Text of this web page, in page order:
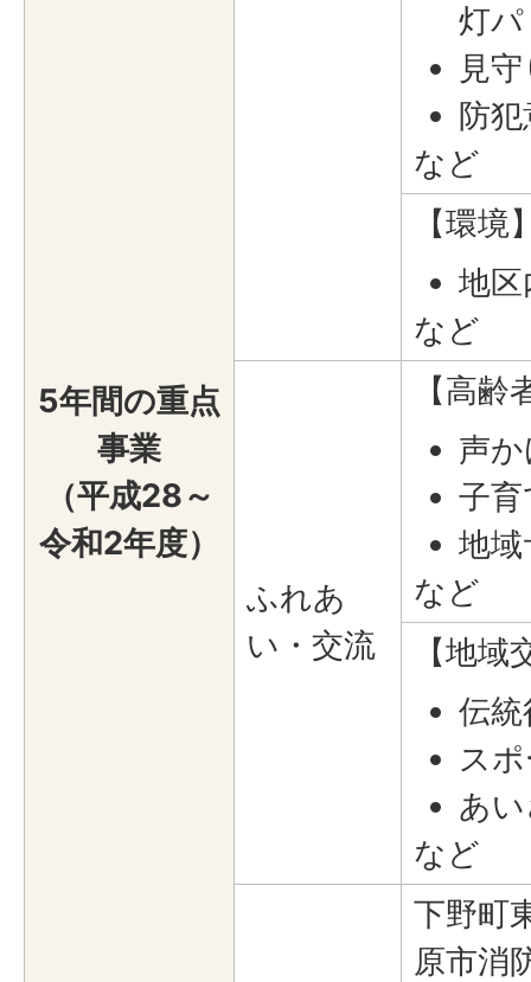
5年間の重点
事業
（平成28～
令和2年度）
灯
見
防
など
【環境
地
など
ふれあ
い・交流
【高
声
子
地
など
【地域
伝
ス
あ
など
下野町
原市消